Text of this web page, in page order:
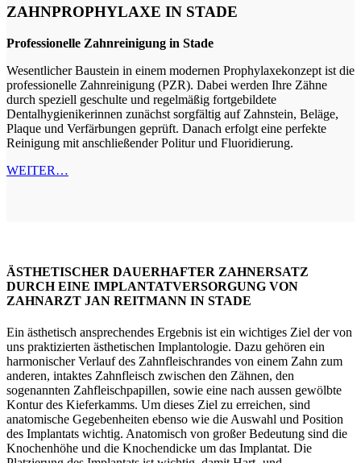
ZAHNPROPHYLAXE IN STADE
Professionelle Zahnreinigung in Stade
Wesentlicher Baustein in einem modernen Prophylaxekonzept ist die
professionelle Zahnreinigung (PZR). Dabei werden Ihre Zähne
durch speziell geschulte und regelmäßig fortgebildete
Dentalhygienikerinnen zunächst sorgfältig auf Zahnstein, Beläge,
Plaque und Verfärbungen geprüft. Danach erfolgt eine perfekte
Reinigung mit anschließender Politur und Fluoridierung.
WEITER…
ÄSTHETISCHER DAUERHAFTER ZAHNERSATZ
DURCH EINE IMPLANTATVERSORGUNG VON
ZAHNARZT JAN REITMANN IN STADE
Ein ästhetisch ansprechendes Ergebnis ist ein wichtiges Ziel der von
uns praktizierten ästhetischen Implantologie. Dazu gehören ein
harmonischer Verlauf des Zahnfleischrandes von einem Zahn zum
anderen, intaktes Zahnfleisch zwischen den Zähnen, den
sogenannten Zahfleischpapillen, sowie eine nach aussen gewölbte
Kontur des Kieferkamms. Um dieses Ziel zu erreichen, sind
anatomische Gegebenheiten ebenso wie die Auswahl und Position
des Implantats wichtig. Anatomisch von großer Bedeutung sind die
Knochenhöhe und die Knochendicke um das Implantat. Die